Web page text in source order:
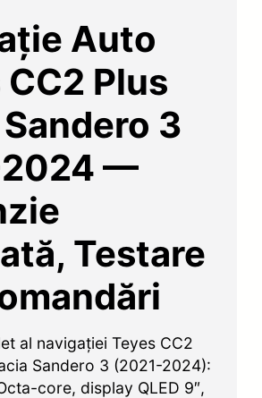
Auto
Plus
3
—
Testare
al navigației Teyes CC2
Sandero 3 (2021-2024):
core, display QLED 9″,